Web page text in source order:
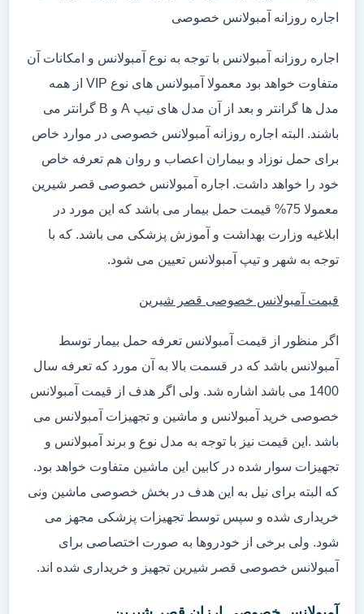
اجاره روزانه آمبولانس خصوصی
اجاره روزانه آمبولانس با توجه به نوع آمبولانس و امکانات آن
متفاوت خواهد بود معمولا آمبولانس های نوع VIP از همه
مدل ها گرانتر و بعد از آن مدل های تیپ A و B گرانتر می
باشند. البته اجاره روزانه آمبولانس خصوصی در موارد خاص
برای حمل نوزاد و بیماران اعصاب و روان هم تعرفه خاص
خود را خواهد داشت. اجاره آمبولانس خصوصی قصر شیرین
معمولا 75% قیمت حمل بیمار می باشد که این مورد در
ابلاغیه وزارت بهداشت و آموزش پزشکی می باشد. که با
توجه به شهر و تیپ آمبولانس تعیین می شود.
قیمت آمبولانس خصوصی قصر شیرین
اگر منظور از قیمت آمبولانس تعرفه حمل بیمار توسط
آمبولانس باشد که در قسمت بالا به آن مورد که تعرفه سال
1400 می باشد اشاره شد. ولی اگر هدف از قیمت آمبولانس
خصوصی خرید آمبولانس و ماشین و تجهیزات آمبولانس می
باشد .این قیمت نیز با توجه به مدل نوع و برند آمبولانس و
تجهیزات سوار شده در کابین این ماشین متفاوت خواهد بود.
که البته برای نیل به این هدف در بخش خصوصی ماشین ونی
خریداری شده و سپس توسط تجهیزات پزشکی مجهز می
شود. ولی برخی از خودروها به صورت اختصاصی برای
آمبولانس خصوصی قصر شیرین تجهیز و خریداری شده اند.